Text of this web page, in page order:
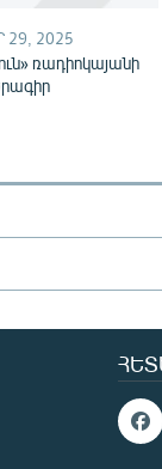
2025
ռադիոկայանի